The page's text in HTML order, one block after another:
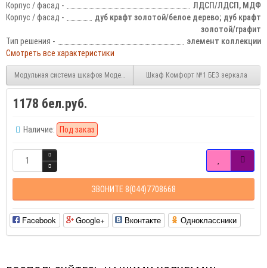
Корпус / фасад -
ЛДСП/ЛДСП, МДФ
Корпус / фасад -
дуб крафт золотой/белое дерево; дуб крафт
золотой/графит
Тип решения -
элемент коллекции
Смотреть все характеристики
Модульная система шкафов Модерн компоновка 2Шкаф Комфорт №1 БЕЗ зеркала
1178 бел.руб.
Наличие: Под заказ
ЗВОНИТЕ 8(044)7708668
Facebook Google+ Вконтакте Одноклассники